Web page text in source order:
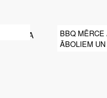
BBQ
ĀBOLIEM